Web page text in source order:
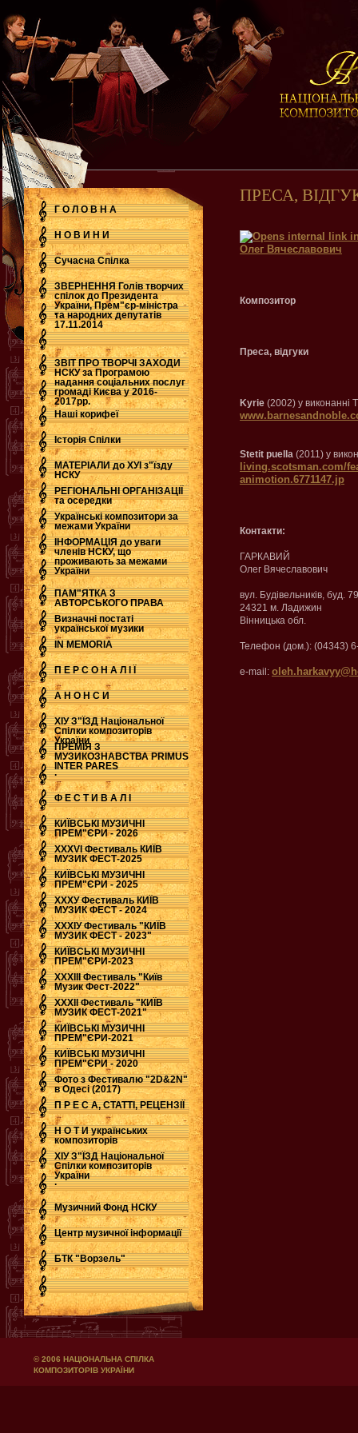
Г О Л О В Н А
Н О В И Н И
Сучасна Cпілка
ЗВЕРНЕННЯ Голів творчих
спілок до Президента
України, Прем"єр-міністра
та народних депутатів
17.11.2014
.
ЗВІТ ПРО ТВОРЧІ ЗАХОДИ
НСКУ за Програмою
надання соціальних послуг
громаді Києва у 2016-
2017рр.
.
Наші корифеї
Історія Спілки
МАТЕРІАЛИ до ХУІ з"їзду
НСКУ
РЕГІОНАЛЬНІ ОРГАНІЗАЦІЇ
та осередки
Українські композитори за
межами України
ІНФОРМАЦІЯ до уваги
членів НСКУ, що
проживають за межами
України
ПАМ"ЯТКА З
АВТОРСЬКОГО ПРАВА
Визначні постаті
української музики
IN MEMORIA
П Е Р С О Н А Л І Ї
А Н О Н С И
ХІУ З"ЇЗД Національної
Спілки композиторів
України
ПРЕМІЯ З
МУЗИКОЗНАВСТВА PRIMUS
INTER PARES
.
Ф Е С Т И В А Л І
КИЇВСЬКІ МУЗИЧНІ
ПРЕМ"ЄРИ - 2026
ХХХVI Фестиваль КИЇВ
МУЗИК ФЕСТ-2025
КИЇВСЬКІ МУЗИЧНІ
ПРЕМ"ЄРИ - 2025
ХХХУ Фестиваль КИЇВ
МУЗИК ФЕСТ - 2024
ХХХІУ Фестиваль "КИЇВ
МУЗИК ФЕСТ - 2023"
КИЇВСЬКІ МУЗИЧНІ
ПРЕМ"ЄРИ-2023
ХХХІІІ Фестиваль "Київ
Музик Фест-2022"
ХХХІІ Фестиваль "КИЇВ
МУЗИК ФЕСТ-2021"
КИЇВСЬКІ МУЗИЧНІ
ПРЕМ"ЄРИ-2021
КИЇВСЬКІ МУЗИЧНІ
ПРЕМ"ЄРИ - 2020
Фото з Фестивалю "2D&2N"
в Одесі (2017)
П Р Е С А, СТАТТІ, РЕЦЕНЗІЇ
Н О Т И українських
композиторів
ХІУ З"ЇЗД Національної
Спілки композиторів
України
.
Музичний Фонд НСКУ
Центр музичної інформації
БТК "Ворзель"
ПРЕСА,
Олег Вячеславович
Композитор
Преса, відгуки
Kyrie (2002) у виконанні
Stetit puella (2011) у
living.scotsman.com/
animotion.6771147.jp
Контакти:
ГАРКАВИЙ
Олег Вячеславович
вул. Будівельників, буд.
24321 м. Ладижин
Вінницька обл.
Телефон (дом.): (04343)
e-mail:
© 2006 НАЦІОНАЛЬНА СПІЛКА
КОМПОЗИТОРІВ УКРАЇНИ